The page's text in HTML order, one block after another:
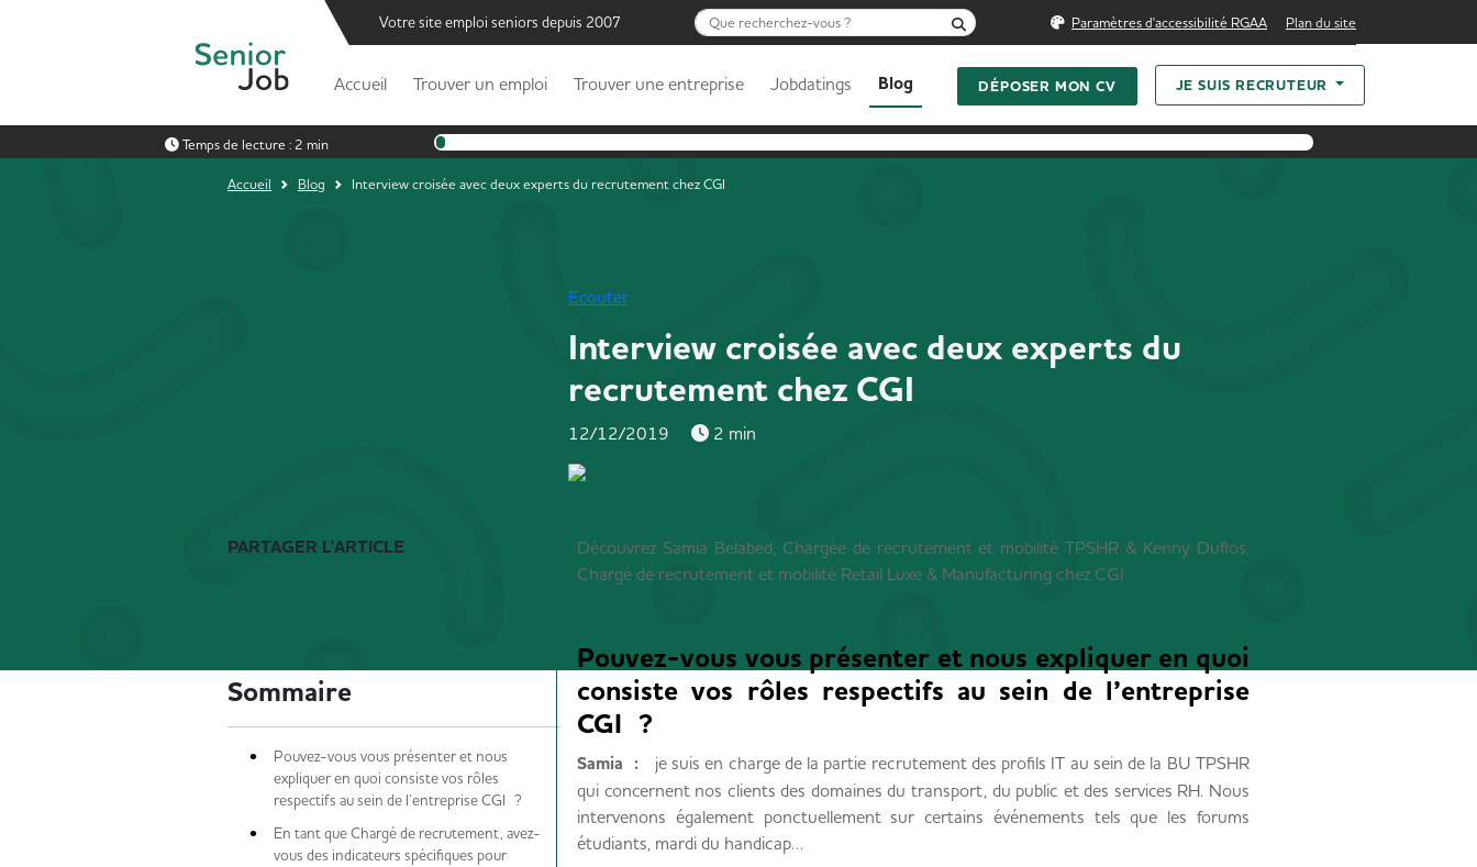
Votre site emploi seniors depuis 2007 Que recherchez-vous ? Rechercher Paramètres d'accessibilité RGAA Plan du site
Accueil Trouver un emploi Trouver une entreprise Jobdatings Blog DÉPOSER MON CV JE SUIS RECRUTEUR
Temps de lecture : 2 min
Accueil Blog Interview croisée avec deux experts du recrutement chez CGI
Ecouter
Interview croisée avec deux experts du
recrutement chez CGI
12/12/2019 2 min
PARTAGER L'ARTICLE
Sommaire
Pouvez-vous vous présenter et nous
expliquer en quoi consiste vos rôles
respectifs au sein de l’entreprise CGI ?
En tant que Chargé de recrutement, avez-
vous des indicateurs spécifiques pour
Découvrez Samia Belabed, Chargée de recrutement et mobilité TPSHR & Kenny Duflos,
Chargé de recrutement et mobilité Retail Luxe & Manufacturing chez CGI
Pouvez-vous vous présenter et nous expliquer en quoi
consiste vos rôles respectifs au sein de l’entreprise
CGI ?
Samia : je suis en charge de la partie recrutement des profils IT au sein de la BU TPSHR
qui concernent nos clients des domaines du transport, du public et des services RH. Nous
intervenons également ponctuellement sur certains événements tels que les forums
étudiants, mardi du handicap…